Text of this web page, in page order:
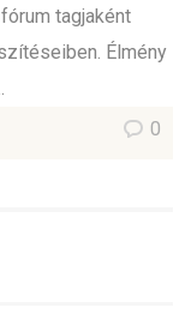
tagjaként
Élmény
0